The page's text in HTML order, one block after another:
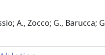
A., Zocco; G., Barucca;